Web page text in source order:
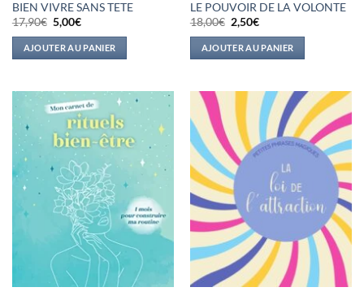
BIEN VIVRE SANS TETE
17,90€ Le
prix
initial
était :
17,90€.
5,00€Le
actuel
est :
5,00€.
AJOUTER AU PANIER
LE POUVOIR DE LA VOLONTE
18,00€ Le
prix
initial
était :
18,00€.
2,50€Le
actuel
est :
2,50€.
AJOUTER AU PANIER